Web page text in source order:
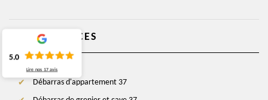
NOS SERVICES
Débarras d'appartement 37
5.0
Lire nos 17 avis